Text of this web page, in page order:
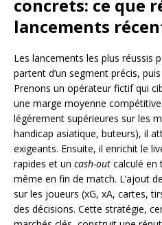
concrets: ce que
lancements
Les lancements les plus réussis
partent d’un segment précis,
Prenons un opérateur fictif qui
une marge moyenne
légèrement supérieures sur les
handicap asiatique, buteurs), il
exigeants. Ensuite, il enrichit le
rapides et un cash-out calculé en
même en fin de match. L’ajout
sur les joueurs (xG, xA, cartes,
des décisions. Cette stratégie,